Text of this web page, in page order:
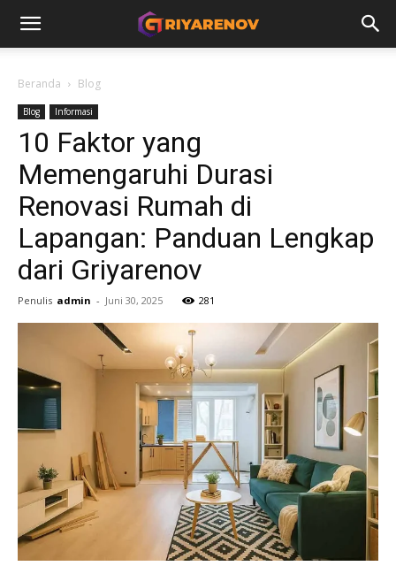
Beranda Blog
Blog Informasi
10 Faktor yang
Memengaruhi Durasi
Renovasi Rumah di
Lapangan: Panduan Lengkap
dari Griyarenov
Penulis admin - Juni 30, 2025 281